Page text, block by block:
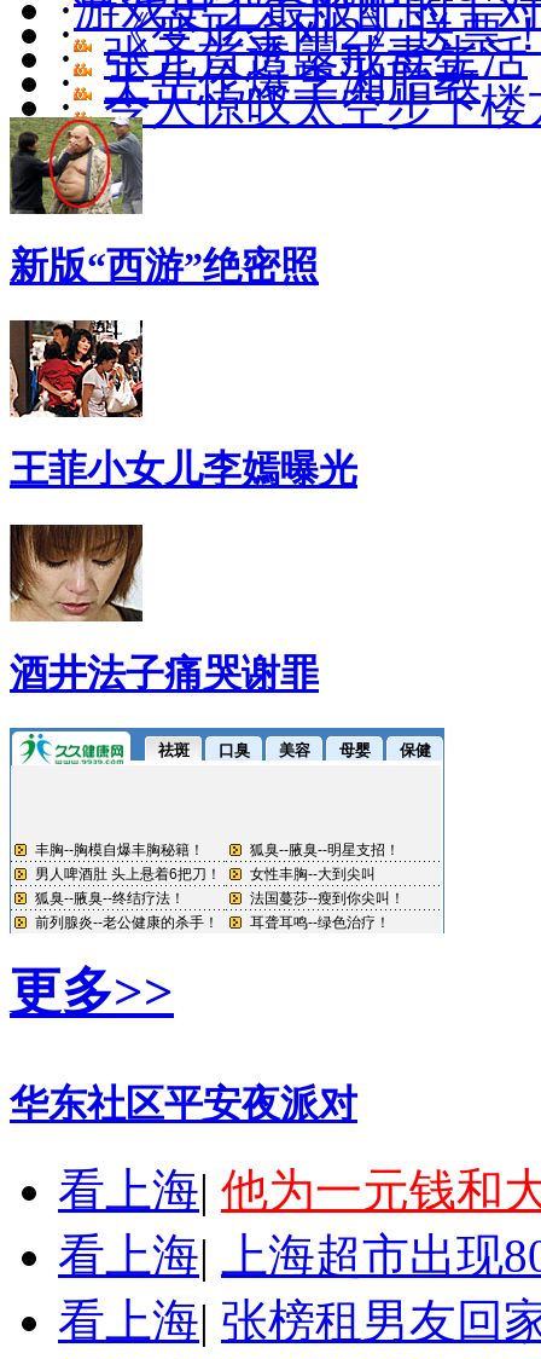
· 《变形金刚2》送票
· 张元首透露戒毒生活
· 王岳伦爆李湘胎教
· 令人惊叹太空步下楼
新版“西游”绝密照
王菲小女儿李嫣曝光
酒井法子痛哭谢罪
更多>>
华东社区平安夜派对
看上海| 他为一元钱和
看上海|
上海超市出现
看上海| 张榜租男友回